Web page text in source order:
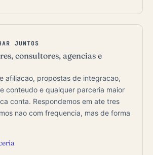
JUNTOS
consultores, agencias e
afiliacao, propostas de integracao,
conteudo e qualquer parceria maior
conta. Respondemos em ate tres
nao com frequencia, mas de forma